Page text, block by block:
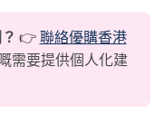
👉 聯絡優購香港
需要提供個人化建